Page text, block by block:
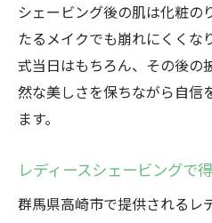
シェービング後の肌は化粧の
たるメイクでも崩れにくくな
式当日はもちろん、その後の
然な美しさを保ちながら自信
ます。
レディースシェービングで
群馬県高崎市で提供されるレ